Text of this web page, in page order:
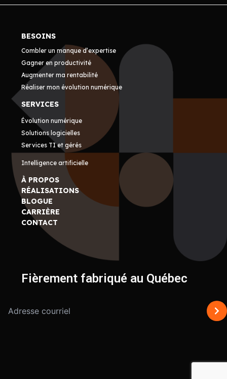
BESOINS
Combler un manque d’expertise
Gagner en productivité
Augmenter ma rentabilité
Réaliser mon évolution numérique
SERVICES
Évolution numérique
Solutions logicielles
Services TI et gérés
Intelligence artificielle
À PROPOS
RÉALISATIONS
BLOGUE
CARRIÈRE
CONTACT
Fièrement fabriqué au Québec